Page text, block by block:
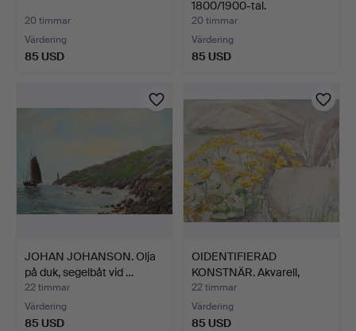
20 timmar
Värdering
85 USD
1800/1900-tal.
20 timmar
Värdering
85 USD
JOHAN JOHANSON. Olja
på duk, segelbåt vid …
22 timmar
Värdering
85 USD
OIDENTIFIERAD
KONSTNÄR. Akvarell,
blommor …
22 timmar
Värdering
85 USD